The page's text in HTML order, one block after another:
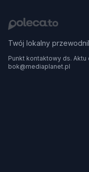
Twój lokalny
Punkt kontaktowy ds. Aktu
bok@mediaplanet.pl